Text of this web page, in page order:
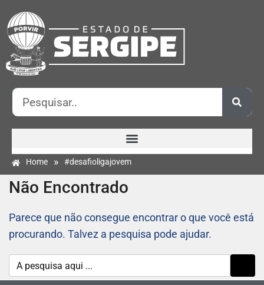
Home » #desafioligajovem
Não Encontrado
Parece que não consegue encontrar o que você está
procurando. Talvez a pesquisa pode ajudar.